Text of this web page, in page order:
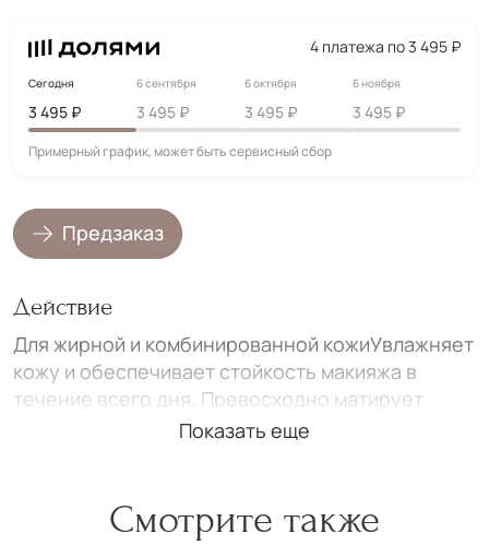
4 платежа по 3 495 ₽
Сегодня
3 495 ₽
6 сентября
3 495 ₽
6 октября
3 495 ₽
6 ноября
3 495 ₽
Примерный график, может быть сервисный сбор
Предзаказ
Действие
Для жирной и комбинированной кожиУвлажняет
кожу и обеспечивает стойкость макияжа в
течение всего дня. Превосходно матирует
кожу, не вызывая обезвоженности.
Наносите утром на кожу лица.
Показать еще
Смотрите также